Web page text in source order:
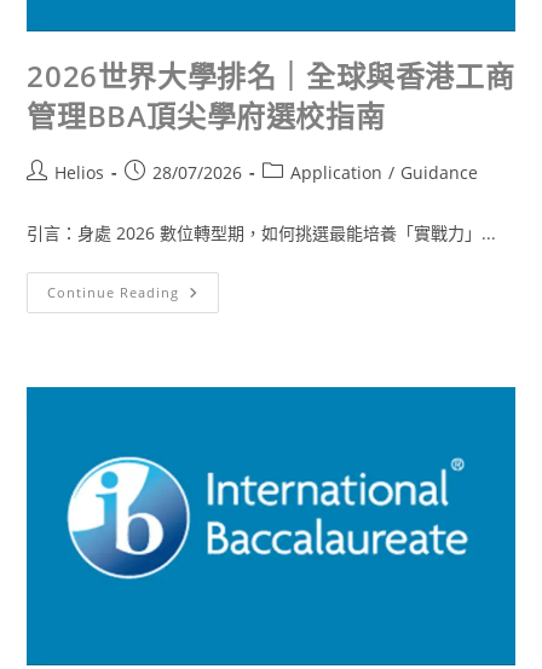
2026世界大學排名｜全球與香港工商
管理BBA頂尖學府選校指南
Helios 28/07/2026 Application / Guidance
引言：身處 2026 數位轉型期，如何挑選最能培養「實戰力」...
Continue Reading